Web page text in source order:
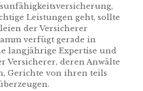
Leistungen geht, sollte
der Versicherer
verfügt gerade in
langjährige Expertise und
Versicherer, deren Anwälte
Gerichte von ihren teils